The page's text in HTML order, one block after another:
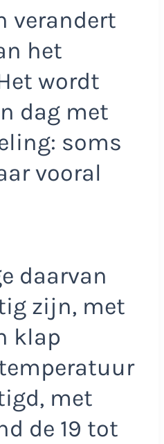
verandert
het
wordt
dag met
soms
vooral
daarvan
zijn, met
klap
met
de 19 tot